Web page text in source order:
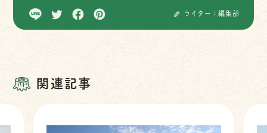
ライター：編集部
関連記事